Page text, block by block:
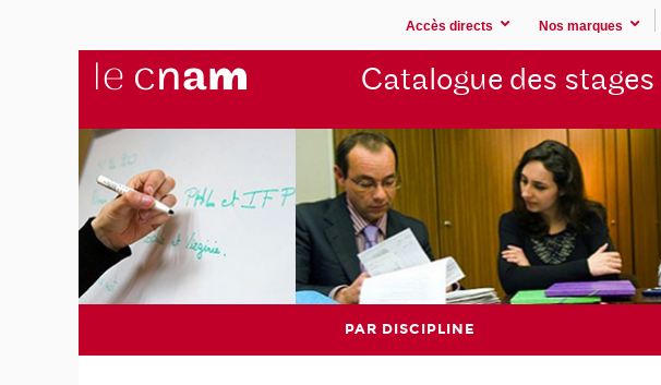
Accès directs Nos marques
Catalogue des stages
PAR DISCIPLINE